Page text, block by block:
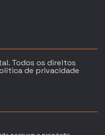
Todos os direitos
de privacidade